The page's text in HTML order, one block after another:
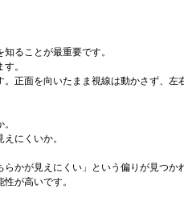
ることが最重要です。
。
正面を向いたまま視線は動かさず、左
にくいか。
かが見えにくい」という偏りが見つか
が高いです。